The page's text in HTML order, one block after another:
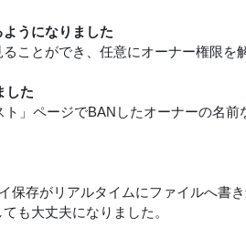
うになりました
ことができ、任意にオーナー権限を
した
」ページでBANしたオーナーの名前
存がリアルタイムにファイルへ書き
も大丈夫になりました。